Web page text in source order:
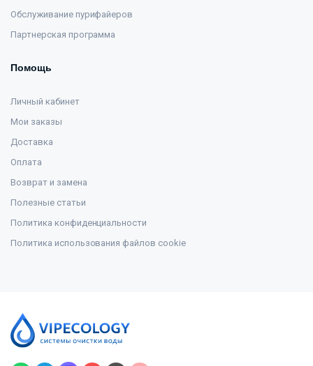
Обслуживание пурифайеров
Партнерская программа
Помощь
Личный кабинет
Мои заказы
Доставка
Оплата
Возврат и замена
Полезные статьи
Политика конфиденциальности
Политика использования файлов cookie